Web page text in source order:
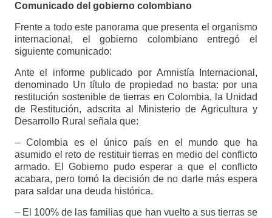
Comunicado del gobierno colombiano
Frente a todo este panorama que presenta el organismo
internacional, el gobierno colombiano entregó el
siguiente comunicado:
Ante el informe publicado por Amnistía Internacional,
denominado Un título de propiedad no basta: por una
restitución sostenible de tierras en Colombia, la Unidad
de Restitución, adscrita al Ministerio de Agricultura y
Desarrollo Rural señala que:
– Colombia es el único país en el mundo que ha
asumido el reto de restituir tierras en medio del conflicto
armado. El Gobierno pudo esperar a que el conflicto
acabara, pero tomó la decisión de no darle más espera
para saldar una deuda histórica.
– El 100% de las familias que han vuelto a sus tierras se